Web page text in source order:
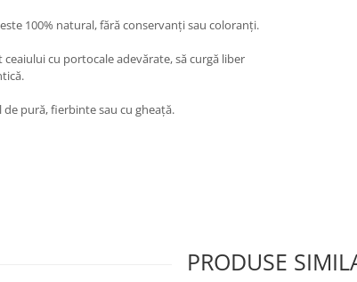
100% natural, fără conservanți sau coloranți.
cu portocale adevărate, să curgă liber
pură, fierbinte sau cu gheață.
PRODUSE